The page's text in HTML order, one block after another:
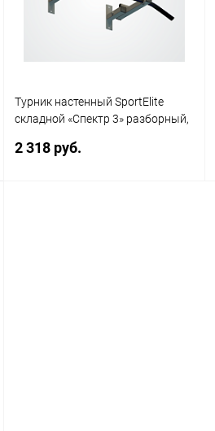
Турник настенный SportElite
складной «Спектр 3» разборный,
2 318 руб.